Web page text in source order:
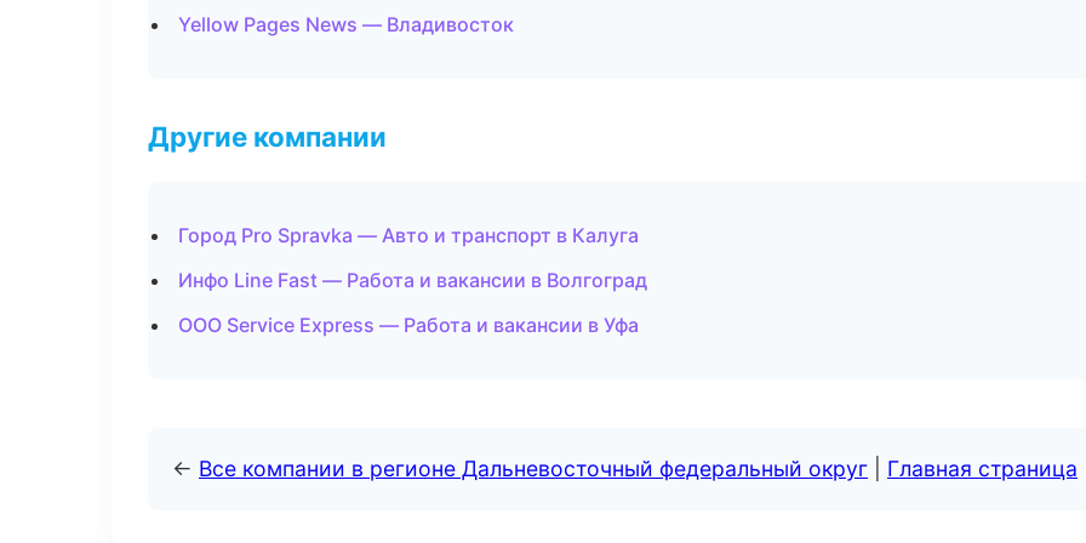
Yellow Pages News — Владивосток
Другие компании
Город Pro Spravka — Авто и транспорт в Калуга
Инфо Line Fast — Работа и вакансии в Волгоград
ООО Service Express — Работа и вакансии в Уфа
← Все компании в регионе Дальневосточный федеральный округ Главная страница